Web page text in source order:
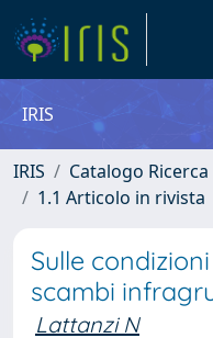
IRIS
IRIS Catalogo Ricerca
1.1 Articolo in rivista
Sulle
scambi
Lattanzi N